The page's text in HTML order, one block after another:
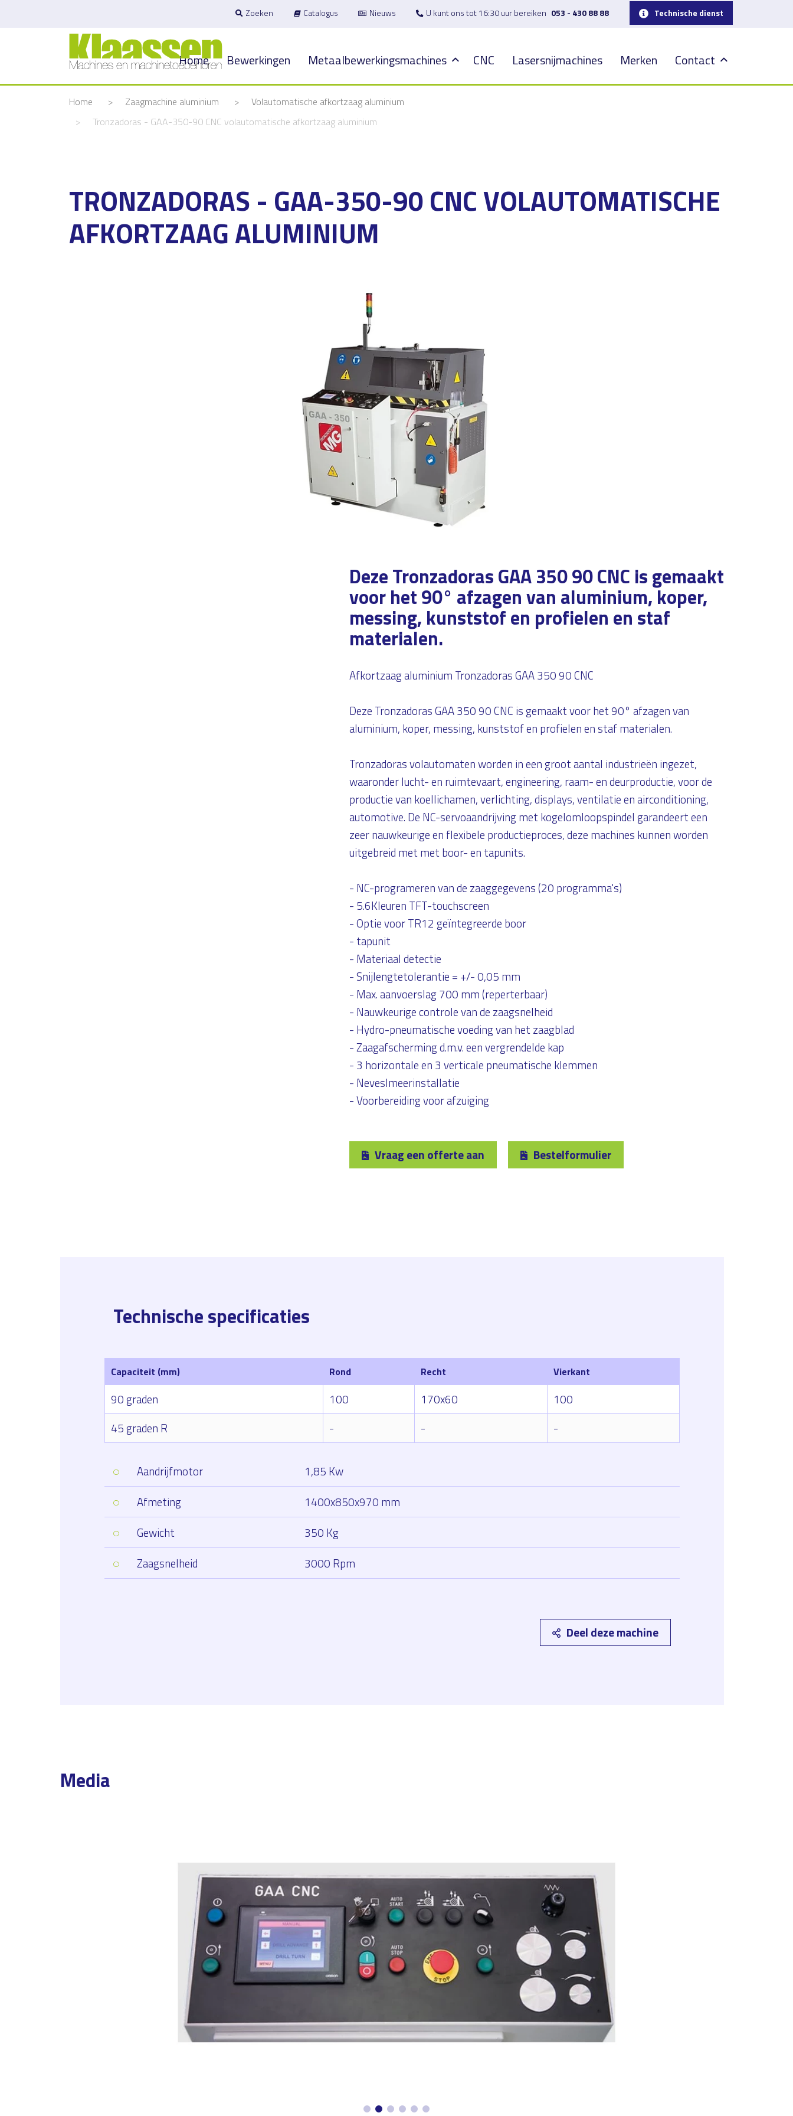
Technische dienst
Catalogus Nieuws U kunt ons tot 16:30 uur bereiken 053 - 430 88 88
Zoeken
Home Bewerkingen Metaalbewerkingsmachines CNC Lasersnijmachines Merken Contact
Home > Zaagmachine aluminium >
Volautomatische afkortzaag aluminium
>
Tronzadoras - GAA-350-90 CNC volautomatische afkortzaag aluminium
TRONZADORAS - GAA-350-90 CNC VOLAUTOMATISCHE
AFKORTZAAG ALUMINIUM
Deze Tronzadoras GAA 350 90 CNC is gemaakt
voor het 90° afzagen van aluminium, koper,
messing, kunststof en profielen en staf
materialen.
Afkortzaag aluminium Tronzadoras GAA 350 90 CNC
Deze Tronzadoras GAA 350 90 CNC is gemaakt voor het 90° afzagen van
aluminium, koper, messing, kunststof en profielen en staf materialen.
Tronzadoras volautomaten worden in een groot aantal industrieën ingezet,
waaronder lucht- en ruimtevaart, engineering, raam- en deurproductie, voor de
productie van koellichamen, verlichting, displays, ventilatie en airconditioning,
automotive. De NC-servoaandrijving met kogelomloopspindel garandeert een
zeer nauwkeurige en flexibele productieproces, deze machines kunnen worden
uitgebreid met met boor- en tapunits.
- NC-programeren van de zaaggegevens (20 programma's)
- 5.6Kleuren TFT-touchscreen
- Optie voor TR12 geïntegreerde boor
- tapunit
- Materiaal detectie
- Snijlengtetolerantie = +/- 0,05 mm
- Max. aanvoerslag 700 mm (reperterbaar)
- Nauwkeurige controle van de zaagsnelheid
- Hydro-pneumatische voeding van het zaagblad
- Zaagafscherming d.m.v. een vergrendelde kap
- 3 horizontale en 3 verticale pneumatische klemmen
- Neveslmeerinstallatie
- Voorbereiding voor afzuiging
Vraag een offerte aan Bestelformulier
Technische specificaties
Capaciteit (mm) Rond Recht Vierkant
90 graden 100 170x60
100
45 graden R
- - -
Aandrijfmotor
1,85 Kw
Afmeting
1400x850x970 mm
Gewicht
350 Kg
Zaagsnelheid
3000 Rpm
Deel deze machine
Media